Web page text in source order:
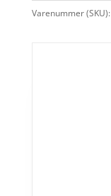
Varenummer (SKU):